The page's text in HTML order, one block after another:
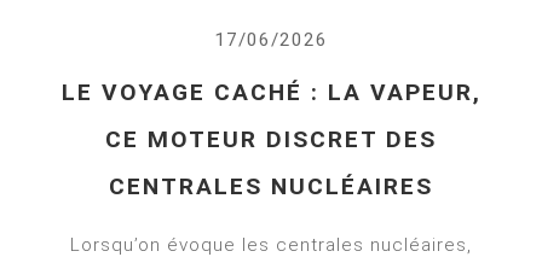
17/06/2026
LE VOYAGE CACHÉ : LA VAPEUR,
CE MOTEUR DISCRET DES
CENTRALES NUCLÉAIRES
Lorsqu’on évoque les centrales nucléaires,